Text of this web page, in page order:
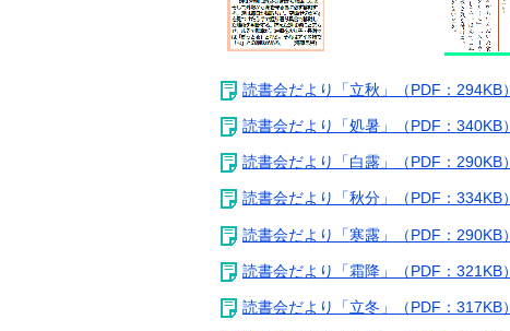
読書会だより「立秋」（PDF：294KB）
読書会だより「処暑」（PDF：340KB）
読書会だより「白露」（PDF：290KB）
読書会だより「秋分」（PDF：334KB）
読書会だより「寒露」（PDF：290KB）
読書会だより「霜降」（PDF：321KB）
読書会だより「立冬」（PDF：317KB）